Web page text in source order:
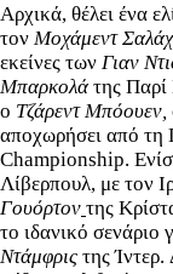
Αρχικά, θέλει ένα
τον Μοχάμεντ
εκείνες των Γιαν
Μπαρκολά της Παρί
ο Τζάρεντ Μπόουεν,
αποχωρήσει από τη
Championship.
Λίβερπουλ, με τον
Γουόρτον της
το ιδανικό σενάριο
Ντάμφρις της